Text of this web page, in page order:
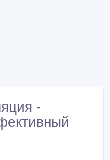
-